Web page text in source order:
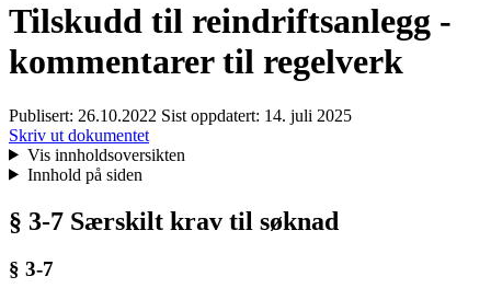
Tilskudd til reindriftsanlegg -
kommentarer til regelverk
Publisert: 26.10.2022 Sist oppdatert: 14. juli 2025
Skriv ut dokumentet
Vis innholdsoversikten
Innhold på siden
§ 3-7 Særskilt krav til søknad
§ 3-7